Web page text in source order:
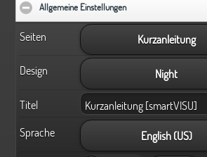
Allgemeine Einstellungenclick to collapse contents
Seiten Kurzanleitung
Design Night
Titel
Sprache
English (US)